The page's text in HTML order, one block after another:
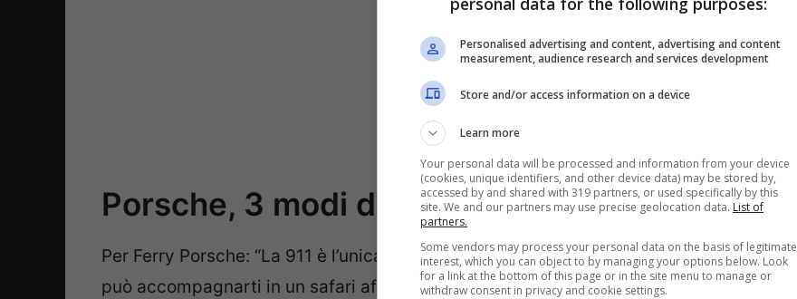
Porsche, 3 modi di sentirsi 911
Per Ferry Porsche: “La 911 è l’unica vettura che dopo aver gareggiato a Le Mans
può accompagnarti in un safari africano, poi al teatro e dopo a fare un giro per le
Personalised advertising and content, advertising and content
measurement, audience research and services development
Store and/or access information on a device
Learn more
Your personal data will be processed and information from your device
(cookies, unique identifiers, and other device data) may be stored by,
accessed by and shared with 319 partners, or used specifically by this
site. We and our partners may use precise geolocation data. List of
partners.
Some vendors may process your personal data on the basis of legitimate
interest, which you can object to by managing your options below. Look
for a link at the bottom of this page or in the site menu to manage or
withdraw consent in privacy and cookie settings.